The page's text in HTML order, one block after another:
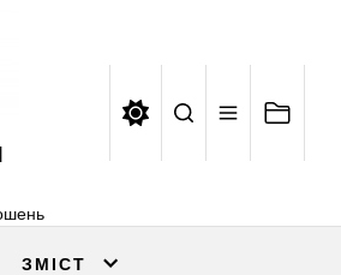
ЗМІСТ